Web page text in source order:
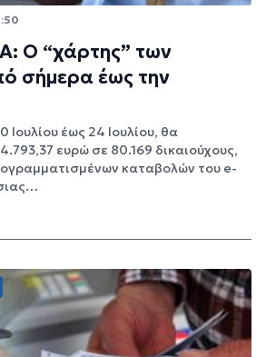
Ο “χάρτης” των
σήμερα έως την
Ιουλίου έως 24 Ιουλίου, θα
ευρώ σε 80.169 δικαιούχους,
καταβολών του e-